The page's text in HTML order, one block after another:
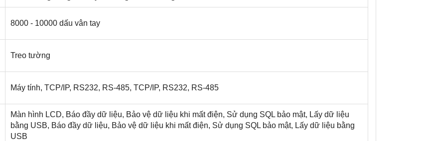
8000 - 10000 dấu vân tay
Treo tường
Máy tính, TCP/IP, RS232, RS-485, TCP/IP, RS232, RS-485
Màn hình LCD, Báo đầy dữ liệu, Bảo vệ dữ liệu khi mất điện, Sử dụng SQL bảo mật, Lấy dữ liệu
bằng USB, Báo đầy dữ liệu, Bảo vệ dữ liệu khi mất điện, Sử dụng SQL bảo mật, Lấy dữ liệu bằng
USB